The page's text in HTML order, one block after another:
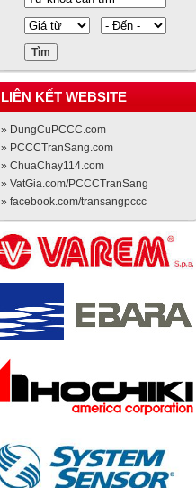
LIÊN KẾT WEBSITE
» DungCuPCCC.com
» PCCCTranSang.com
» ChuaChay114.com
» VatGia.com/PCCCTranSang
» facebook.com/transangpccc